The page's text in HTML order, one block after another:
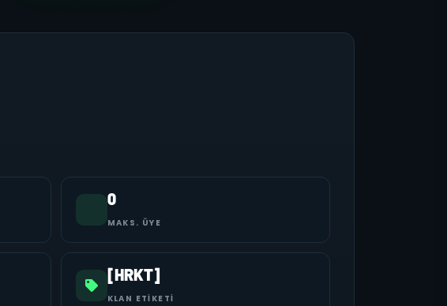
0
MAKS. ÜYE
[HRKT]
KLAN ETIKETI